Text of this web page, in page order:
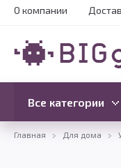
О компании
Все категории
Все
Главная Для дома